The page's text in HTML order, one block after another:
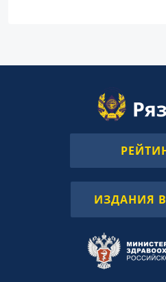
ИЗДАНИЯ